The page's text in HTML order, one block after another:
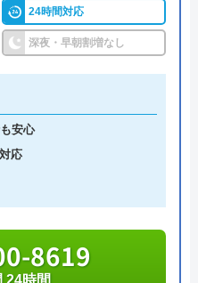
めの理由
体で適切な工事ができ
定業者です。
時間365日、いつ相談し
業が始まるまでは一切
できる業者です。
修にも力を入れている
もよく、トイレや排水
まで水回りのことなら
24時間対応
深夜・早朝割増なし
安心
応
8619
24時間